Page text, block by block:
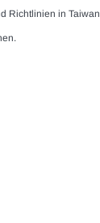
Richtlinien in Taiwan